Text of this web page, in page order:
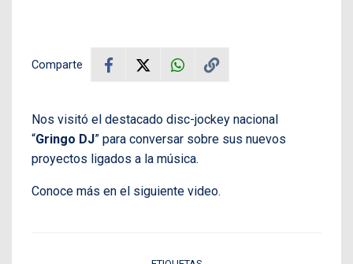
Comparte
Nos visitó el destacado disc-jockey nacional
“Gringo DJ” para conversar sobre sus nuevos
proyectos ligados a la música.
Conoce más en el siguiente video.